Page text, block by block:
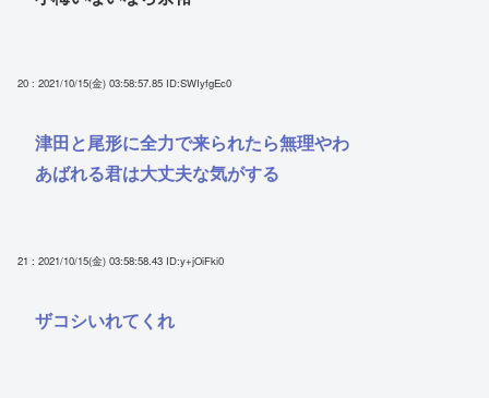
20 : 2021/10/15(金) 03:58:57.85 ID:SWIyfgEc0
津田と尾形に全力で来られたら無理やわ
あばれる君は大丈夫な気がする
21 : 2021/10/15(金) 03:58:58.43 ID:y+jOiFki0
ザコシいれてくれ